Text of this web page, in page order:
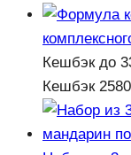
Кешбэкдо
Кешбэк